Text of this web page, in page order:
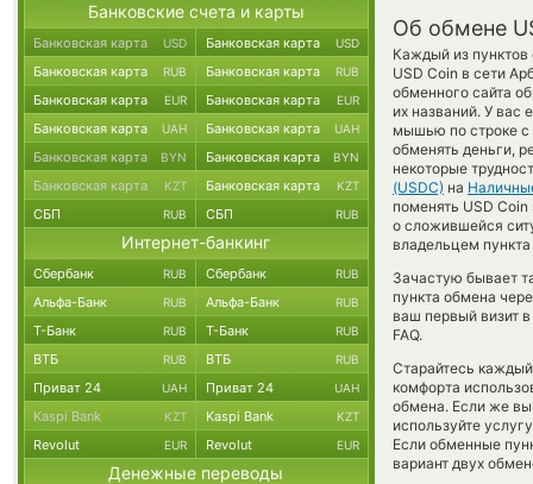
Об обмене
Каждый из пунктов
USD Coin в сети
обменного сайта
их названий. У вас
мышью по строке с
обменять деньги,
некоторые
(USDC) на
поменять USD
о сложившейся
владельцем
Зачастую бывает
пункта обмена
ваш первый визит
FAQ.
Старайтесь
комфорта
обмена. Если же вы
используйте
Если обменные
вариант двух
Банковские счета и карты
Банковская карта USD Банковская карта USD
Банковская карта RUB Банковская карта RUB
Банковская карта EUR Банковская карта EUR
Банковская карта UAH Банковская карта UAH
Банковская карта BYN Банковская карта BYN
Банковская карта KZT Банковская карта KZT
СБП RUB СБП RUB
Интернет-банкинг
Сбербанк RUB Сбербанк RUB
Альфа-Банк RUB Альфа-Банк RUB
Т-Банк RUB Т-Банк RUB
ВТБ RUB ВТБ RUB
Приват 24 UAH Приват 24 UAH
Kaspi Bank KZT Kaspi Bank KZT
Revolut EUR Revolut EUR
Денежные переводы